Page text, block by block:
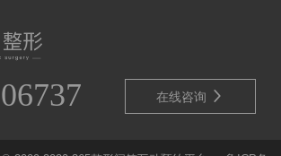
在线咨询 